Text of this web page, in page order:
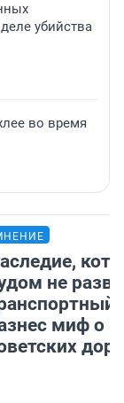
убийства
во время
не
миф о